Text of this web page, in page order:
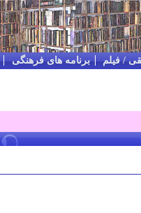
برنامه های فرهنگی